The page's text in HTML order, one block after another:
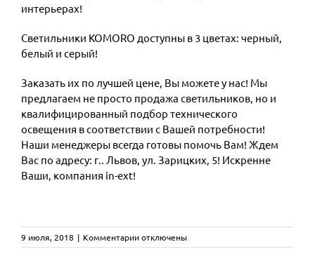
интерьерах!
Светильники KOMORO доступны в 3 цветах: черный,
белый и серый!
Заказать их по лучшей цене, Вы можете у нас! Мы
предлагаем не просто продажа светильников, но и
квалифицированный подбор технического
освещения в соответствии с Вашей потребности!
Наши менеджеры всегда готовы помочь Вам! Ждем
Вас по адресу: г.. Львов, ул. Зарицких, 5! Искренне
Ваши, компания in-ext!
9 июля, 2018 | Комментариик
записи
отключены